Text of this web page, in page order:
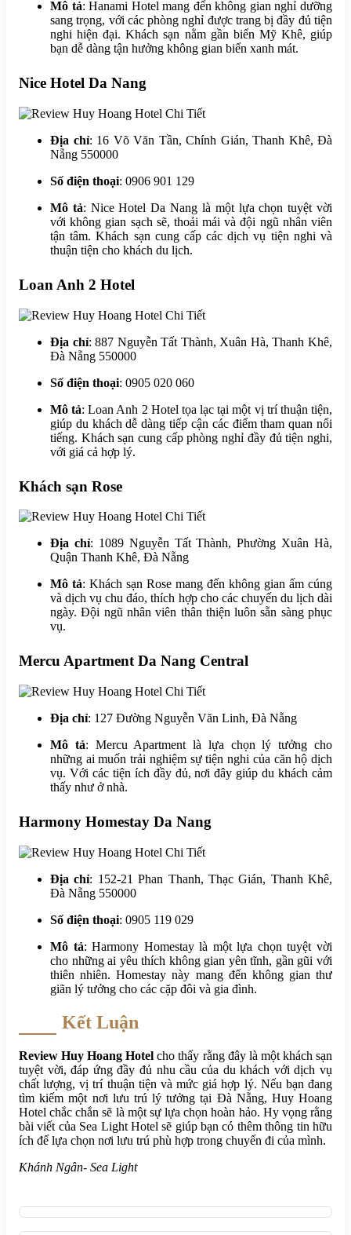
Mô tả: Hanami Hotel mang đến không gian nghỉ dưỡng
sang trọng, với các phòng nghỉ được trang bị đầy đủ tiện
nghi hiện đại. Khách sạn nằm gần biển Mỹ Khê, giúp
bạn dễ dàng tận hưởng không gian biển xanh mát.
Nice Hotel Da Nang
Địa chỉ: 16 Võ Văn Tần, Chính Gián, Thanh Khê, Đà
Nẵng 550000
Số điện thoại: 0906 901 129
Mô tả: Nice Hotel Da Nang là một lựa chọn tuyệt vời
với không gian sạch sẽ, thoải mái và đội ngũ nhân viên
tận tâm. Khách sạn cung cấp các dịch vụ tiện nghi và
thuận tiện cho khách du lịch.
Loan Anh 2 Hotel
Địa chỉ: 887 Nguyễn Tất Thành, Xuân Hà, Thanh Khê,
Đà Nẵng 550000
Số điện thoại: 0905 020 060
Mô tả: Loan Anh 2 Hotel tọa lạc tại một vị trí thuận tiện,
giúp du khách dễ dàng tiếp cận các điểm tham quan nổi
tiếng. Khách sạn cung cấp phòng nghỉ đầy đủ tiện nghi,
với giá cả hợp lý.
Khách sạn Rose
Địa chỉ: 1089 Nguyễn Tất Thành, Phường Xuân Hà,
Quận Thanh Khê, Đà Nẵng
Mô tả: Khách sạn Rose mang đến không gian ấm cúng
và dịch vụ chu đáo, thích hợp cho các chuyến du lịch dài
ngày. Đội ngũ nhân viên thân thiện luôn sẵn sàng phục
vụ.
Mercu Apartment Da Nang Central
Địa chỉ: 127 Đường Nguyễn Văn Linh, Đà Nẵng
Mô tả: Mercu Apartment là lựa chọn lý tưởng cho
những ai muốn trải nghiệm sự tiện nghi của căn hộ dịch
vụ. Với các tiện ích đầy đủ, nơi đây giúp du khách cảm
thấy như ở nhà.
Harmony Homestay Da Nang
Địa chỉ: 152-21 Phan Thanh, Thạc Gián, Thanh Khê,
Đà Nẵng 550000
Số điện thoại: 0905 119 029
Mô tả: Harmony Homestay là một lựa chọn tuyệt vời
cho những ai yêu thích không gian yên tĩnh, gần gũi với
thiên nhiên. Homestay này mang đến không gian thư
giãn lý tưởng cho các cặp đôi và gia đình.
Kết Luận
Review Huy Hoang Hotel cho thấy rằng đây là một khách sạn
tuyệt vời, đáp ứng đầy đủ nhu cầu của du khách với dịch vụ
chất lượng, vị trí thuận tiện và mức giá hợp lý. Nếu bạn đang
tìm kiếm một nơi lưu trú lý tưởng tại Đà Nẵng, Huy Hoang
Hotel chắc chắn sẽ là một sự lựa chọn hoàn hảo. Hy vọng rằng
bài viết của Sea Light Hotel sẽ giúp bạn có thêm thông tin hữu
ích để lựa chọn nơi lưu trú phù hợp trong chuyến đi của mình.
Khánh Ngân- Sea Light